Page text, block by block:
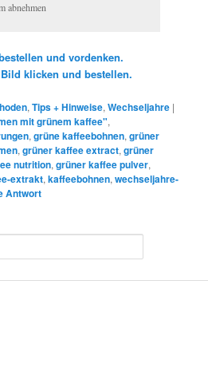
abnehmen
und vordenken.
klicken und bestellen.
,Tips + Hinweise,Wechseljahre |
mit grünem kaffee",
,grüne kaffeebohnen,grüner
,grüner kaffee extract,grüner
nutrition,grüner kaffee pulver,
extrakt,kaffeebohnen,wechseljahre-
Antwort